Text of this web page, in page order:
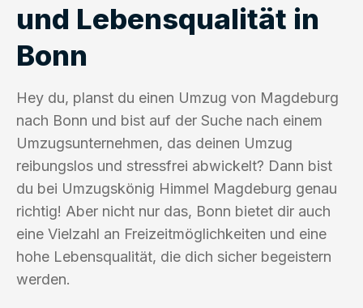
und Lebensqualität in
Bonn
Hey du, planst du einen Umzug von Magdeburg
nach Bonn und bist auf der Suche nach einem
Umzugsunternehmen, das deinen Umzug
reibungslos und stressfrei abwickelt? Dann bist
du bei Umzugskönig Himmel Magdeburg genau
richtig! Aber nicht nur das, Bonn bietet dir auch
eine Vielzahl an Freizeitmöglichkeiten und eine
hohe Lebensqualität, die dich sicher begeistern
werden.